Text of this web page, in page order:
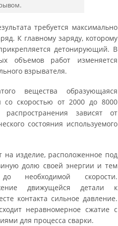
требуется максимально
К главному заряду, которому
детонирующий. В
объемов работ изменяется
взрывателя.
вещества образующаяся
со скоростью от 2000 до 8000
зависят от
состояния используемого
на изделие, расположенное под
долю своей энергии и тем
необходимой скорости.
движущейся детали к
контакта сильное давление.
неравномерное сжатие с
для процесса сварки.